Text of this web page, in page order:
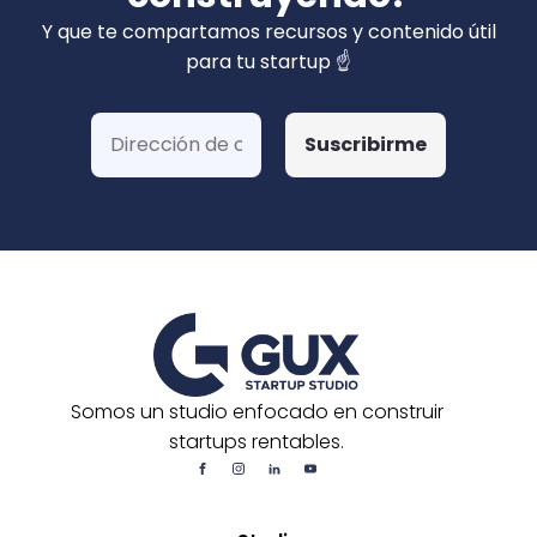
privados). Hemos ganado más de 15 fondos
de Corfo y 3 Startups Chile, además de otras
postulaciones o convocatorias.
Y que te compartamos recursos y contenido útil
para tu startup ☝️
Somos un studio enfocado en construir
startups rentables.